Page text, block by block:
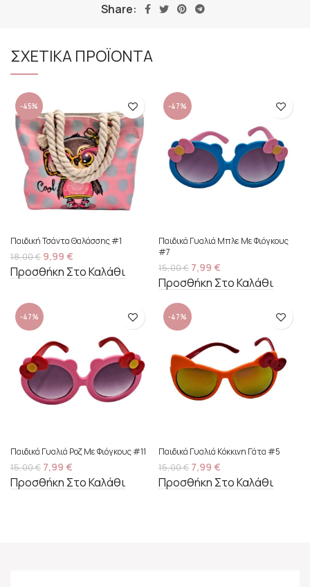
Share:
ΣΧΕΤΙΚΑ ΠΡΟΪΟΝΤΑ
-45%
Παιδική Τσάντα Θαλάσσης #1
18,00€ 9,99 €
Προσθήκη Στο Καλάθι
-47%
Παιδικά Γυαλιά Μπλε Με Φιόγκους
#7
15,00€ 7,99 €
Προσθήκη Στο Καλάθι
-47%
Παιδικά Γυαλιά Ροζ Με Φιόγκους #11
15,00€ 7,99 €
Προσθήκη Στο Καλάθι
-47%
Παιδικά Γυαλιά Κόκκινη Γάτα #5
15,00€ 7,99 €
Προσθήκη Στο Καλάθι